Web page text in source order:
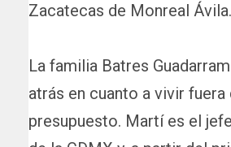
Zacatecas de Monreal Ávila.
La familia Batres
atrás en cuanto a vivir fuera
presupuesto. Martí es el